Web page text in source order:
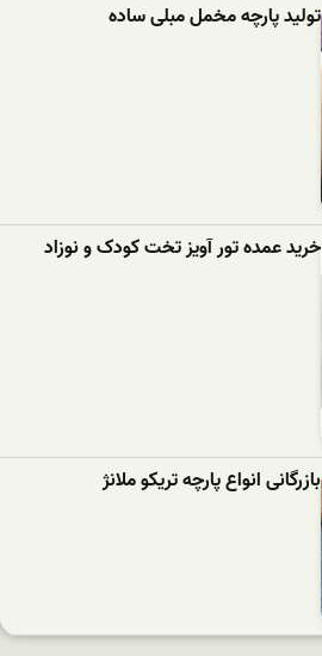
تولید پارچه مخمل مبلی ساده
خرید عمده تور آویز تخت کودک و نوزاد
بازرگانی انواع پارچه تریکو ملانژ